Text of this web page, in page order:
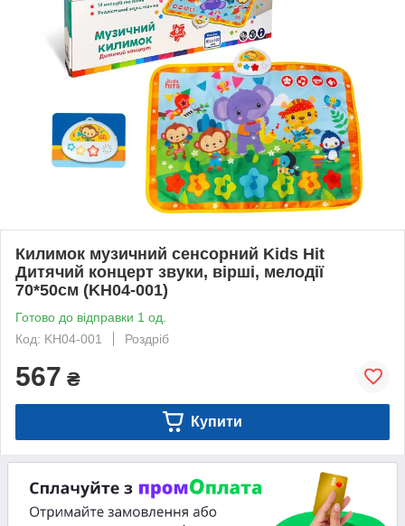
Килимок музичний сенсорний Kids Hit
Дитячий концерт звуки, вірші, мелодії
70*50см (KH04-001)
Готово до відправки 1 од.
Код: KH04-001
Роздріб
567 ₴
Купити